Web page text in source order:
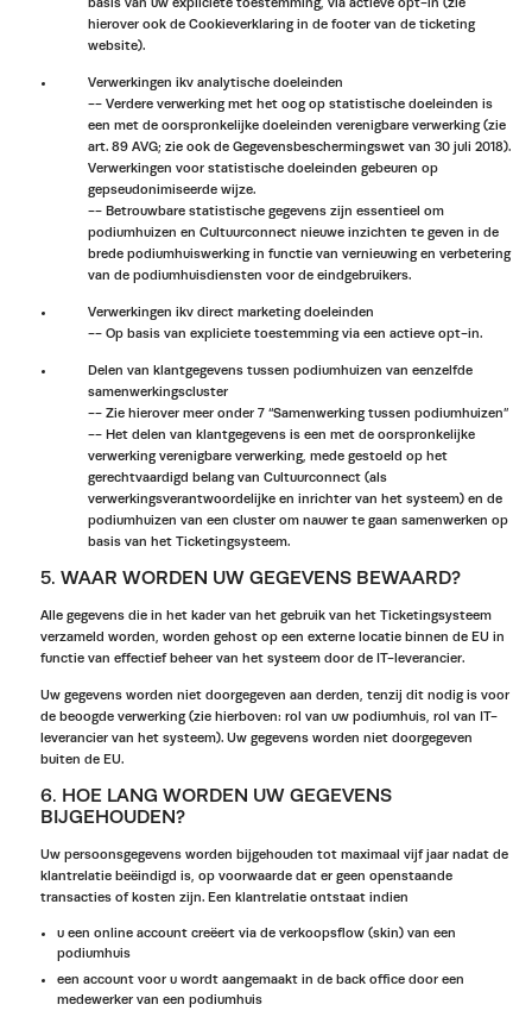
hierover ook de Cookieverklaring in de footer van de ticketing
website).
Verwerkingen ikv analytische doeleinden
-- Verdere verwerking met het oog op statistische doeleinden is
een met de oorspronkelijke doeleinden verenigbare verwerking (zie
art. 89 AVG; zie ook de Gegevensbeschermingswet van 30 juli 2018).
Verwerkingen voor statistische doeleinden gebeuren op
gepseudonimiseerde wijze.
-- Betrouwbare statistische gegevens zijn essentieel om
podiumhuizen en Cultuurconnect nieuwe inzichten te geven in de
brede podiumhuiswerking in functie van vernieuwing en verbetering
van de podiumhuisdiensten voor de eindgebruikers.
Verwerkingen ikv direct marketing doeleinden
-- Op basis van expliciete toestemming via een actieve opt-in.
Delen van klantgegevens tussen podiumhuizen van eenzelfde
samenwerkingscluster
-- Zie hierover meer onder 7 “Samenwerking tussen podiumhuizen”
-- Het delen van klantgegevens is een met de oorspronkelijke
verwerking verenigbare verwerking, mede gestoeld op het
gerechtvaardigd belang van Cultuurconnect (als
verwerkingsverantwoordelijke en inrichter van het systeem) en de
podiumhuizen van een cluster om nauwer te gaan samenwerken op
basis van het Ticketingsysteem.
5. WAAR WORDEN UW GEGEVENS BEWAARD?
Alle gegevens die in het kader van het gebruik van het Ticketingsysteem
verzameld worden, worden gehost op een externe locatie binnen de EU in
functie van effectief beheer van het systeem door de IT-leverancier.
Uw gegevens worden niet doorgegeven aan derden, tenzij dit nodig is voor
de beoogde verwerking (zie hierboven: rol van uw podiumhuis, rol van IT-
leverancier van het systeem). Uw gegevens worden niet doorgegeven
buiten de EU.
6. HOE LANG WORDEN UW GEGEVENS
BIJGEHOUDEN?
Uw persoonsgegevens worden bijgehouden tot maximaal vijf jaar nadat de
klantrelatie beëindigd is, op voorwaarde dat er geen openstaande
transacties of kosten zijn. Een klantrelatie ontstaat indien
u een online account creëert via de verkoopsflow (skin) van een
podiumhuis
een account voor u wordt aangemaakt in de back office door een
medewerker van een podiumhuis